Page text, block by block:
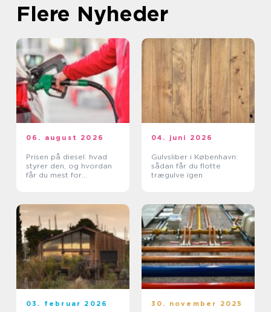
Flere Nyheder
06. august 2026
Prisen på diesel: hvad
styrer den, og hvordan
får du mest for
04. juni 2026
Gulvsliber i København:
sådan får du flotte
trægulve igen
03. februar 2026 30. november 2025